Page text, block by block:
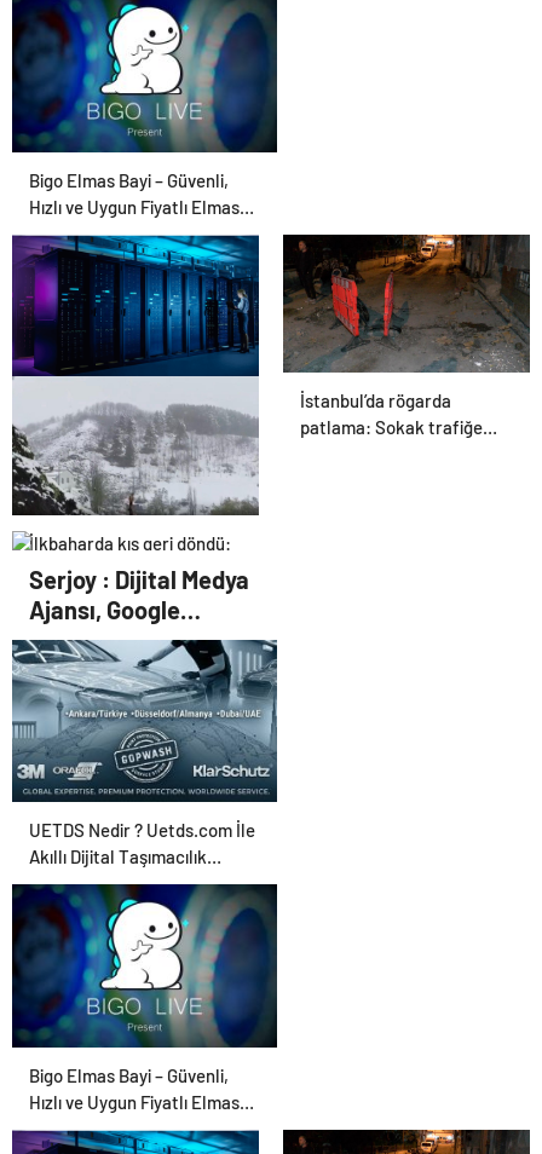
Bigo Elmas Bayi – Güvenli,
Hızlı ve Uygun Fiyatlı Elmas
Satın Almanın Yeni Adresi
Datahost İle Güvenilir
Sunucu Hizmetleri
İstanbul’da rögarda
patlama: Sokak trafiğe
İlkbaharda kış geri döndü:
Erzurum’a lapa lapa kar
yağdı
Serjoy : Dijital Medya
Ajansı, Google
Reklam Ajansı, SEO
Ajansı ve Web
Tasarım Ajansı
UETDS Nedir ? Uetds.com İle
Akıllı Dijital Taşımacılık
Yazılımı
Bigo Elmas Bayi – Güvenli,
Hızlı ve Uygun Fiyatlı Elmas
Satın Almanın Yeni Adresi